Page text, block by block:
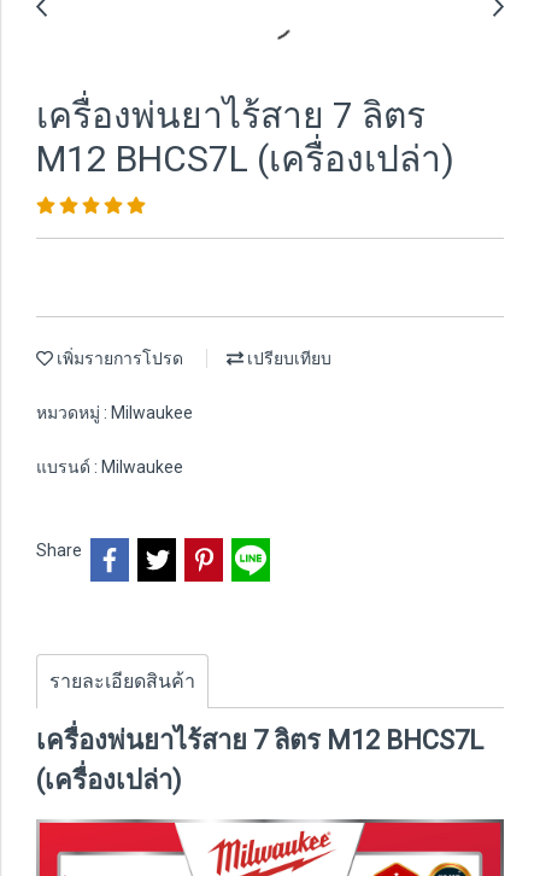
เครื่องพ่นยาไร้สาย 7 ลิตร
M12 BHCS7L (เครื่องเปล่า)
เพิ่มรายการโปรด เปรียบเทียบ
หมวดหมู่ : Milwaukee
แบรนด์ : Milwaukee
Share
รายละเอียดสินค้า
เครื่องพ่นยาไร้สาย 7 ลิตร M12 BHCS7L
(เครื่องเปล่า)